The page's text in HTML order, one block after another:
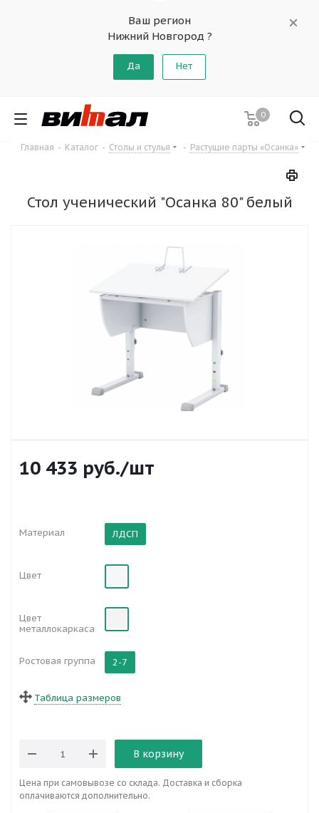
Ваш регион
Нижний Новгород ?
Да Нет
0
Главная - Каталог - Столы и стулья - Растущие парты «Осанка»
Стол ученический "Осанка 80" белый
10 433 руб./шт
Материал ЛДСП
Цвет
Цвет
металлокаркаса
Ростовая группа 2-7
Таблица размеров
В корзину
Цена при самовывозе со склада. Доставка и сборка
оплачиваются дополнительно.